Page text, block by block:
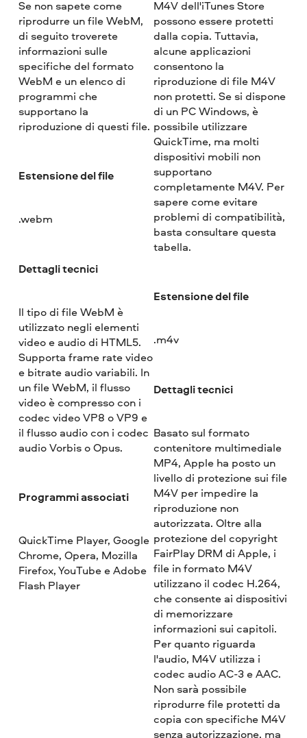
Se non sapete come
riprodurre un file WebM,
di seguito troverete
informazioni sulle
specifiche del formato
WebM e un elenco di
programmi che
supportano la
riproduzione di questi file.
Estensione del file
.webm
Dettagli tecnici
Il tipo di file WebM è
utilizzato negli elementi
video e audio di HTML5.
Supporta frame rate video
e bitrate audio variabili. In
un file WebM, il flusso
video è compresso con i
codec video VP8 o VP9 e
il flusso audio con i codec
audio Vorbis o Opus.
Programmi associati
QuickTime Player, Google
Chrome, Opera, Mozilla
Firefox, YouTube e Adobe
Flash Player
M4V dell'iTunes Store
possono essere protetti
dalla copia. Tuttavia,
alcune applicazioni
consentono la
riproduzione di file M4V
non protetti. Se si dispone
di un PC Windows, è
possibile utilizzare
QuickTime, ma molti
dispositivi mobili non
supportano
completamente M4V. Per
sapere come evitare
problemi di compatibilità,
basta consultare questa
tabella.
Estensione del file
.m4v
Dettagli tecnici
Basato sul formato
contenitore multimediale
MP4, Apple ha posto un
livello di protezione sui file
M4V per impedire la
riproduzione non
autorizzata. Oltre alla
protezione del copyright
FairPlay DRM di Apple, i
file in formato M4V
utilizzano il codec H.264,
che consente ai dispositivi
di memorizzare
informazioni sui capitoli.
Per quanto riguarda
l'audio, M4V utilizza i
codec audio AC-3 e AAC.
Non sarà possibile
riprodurre file protetti da
copia con specifiche M4V
senza autorizzazione, ma